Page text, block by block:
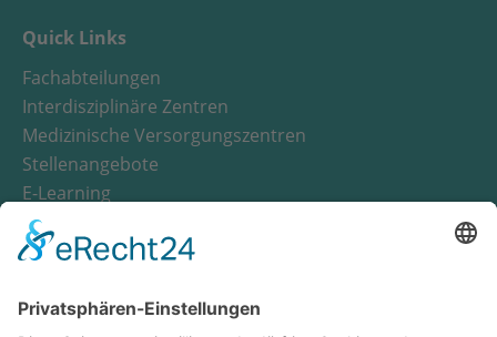
Quick Links
Fachabteilungen
Interdisziplinäre Zentren
Medizinische Versorgungszentren
Stellenangebote
E-Learning